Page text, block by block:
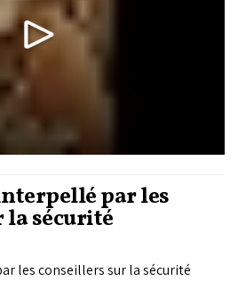
par les
sécurité
les conseillers sur la sécurité